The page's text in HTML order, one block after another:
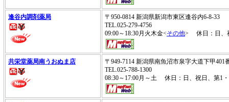
逢谷内調剤薬局
〒950-0814 新潟県新潟市東区逢谷内6-8-33
TEL.025-279-4756
09:00～18:30月火木金<その他> 休日：日、
共栄堂薬局南うおぬま店
〒949-7114 新潟県南魚沼市泉字大道下甲401
TEL.025-788-1300
08:30～17:00月～土 休日：日、祝日、第1